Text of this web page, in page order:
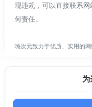
现违规，可以直接联系
何责任。
嗨次元致力于优质、实用的